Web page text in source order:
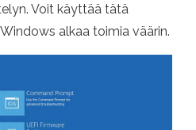
Voit käyttää tätä
alkaa toimia väärin.